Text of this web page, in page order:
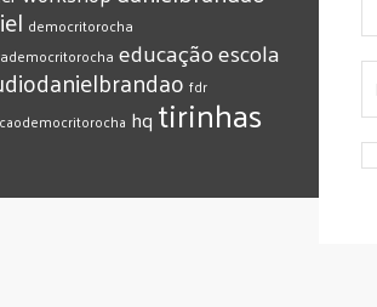
‎democritorocha
‎educação‎escola
‎fdr
‎hq ‎tirinhas